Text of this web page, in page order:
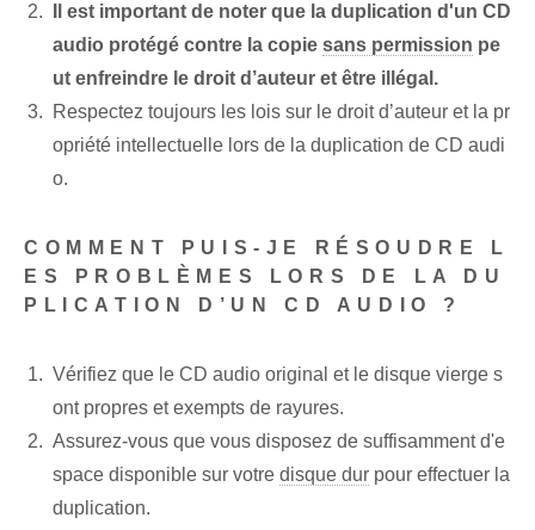
Il est important de noter que la duplication d'un CD
audio protégé contre la copie sans permission pe
ut enfreindre le droit d’auteur et être illégal.
Respectez toujours les lois sur le droit d’auteur et la pr
opriété intellectuelle lors de la duplication de CD audi
o.
COMMENT PUIS-JE RÉSOUDRE L
ES PROBLÈMES LORS DE LA DU
PLICATION D’UN CD AUDIO ?
Vérifiez que le CD audio original et le disque vierge s
ont propres et exempts de rayures.
Assurez-vous⁢ que vous disposez de suffisamment d'e
space disponible sur votre disque dur pour effectuer la
duplication.